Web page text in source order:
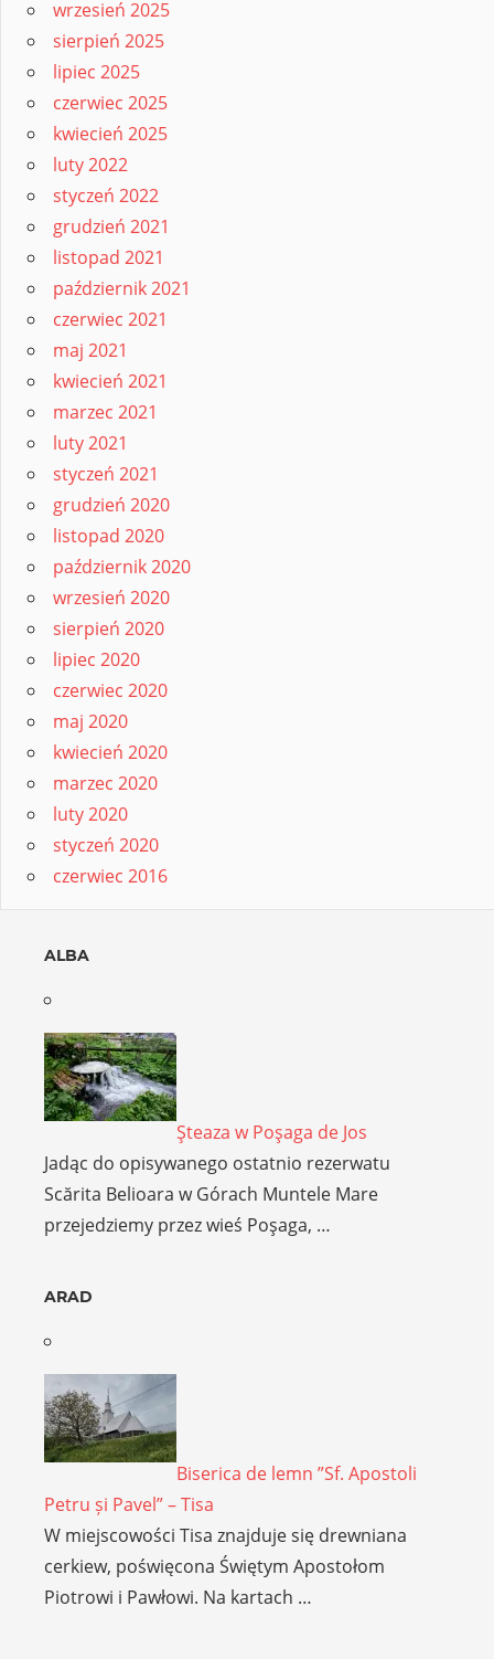
wrzesień 2025
sierpień 2025
lipiec 2025
czerwiec 2025
kwiecień 2025
luty 2022
styczeń 2022
grudzień 2021
listopad 2021
październik 2021
czerwiec 2021
maj 2021
kwiecień 2021
marzec 2021
luty 2021
styczeń 2021
grudzień 2020
listopad 2020
październik 2020
wrzesień 2020
sierpień 2020
lipiec 2020
czerwiec 2020
maj 2020
kwiecień 2020
marzec 2020
luty 2020
styczeń 2020
czerwiec 2016
ALBA
Şteaza w Poşaga de Jos
Jadąc do opisywanego ostatnio rezerwatu
Scărita Belioara w Górach Muntele Mare
przejedziemy przez wieś Poşaga, …
ARAD
Biserica de lemn ”Sf. Apostoli
Petru și Pavel” – Tisa
W miejscowości Tisa znajduje się drewniana
cerkiew, poświęcona Świętym Apostołom
Piotrowi i Pawłowi. Na kartach …